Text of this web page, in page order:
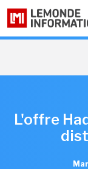
L'offre